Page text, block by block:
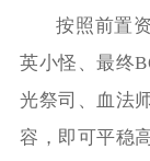
按照前置
英小怪、最终
光祭司、血法
容，即可平稳